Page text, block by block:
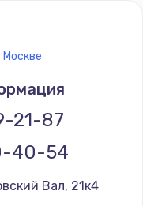
звука
Москве
21-87
40-54
Вал, 21к4